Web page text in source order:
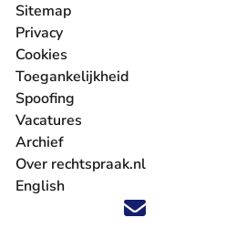
Volg ons op X (Twitter) - U
Volg ons op Facebook - U
Volg ons op Instagram -
Volg ons op Youtube
Volg ons op
'Blijf op de
Sitemap
Privacy
Cookies
Toegankelijkheid
Spoofing
Vacatures
- U verlaat Rechtspraak.nl
Archief
Over rechtspraak.nl
English